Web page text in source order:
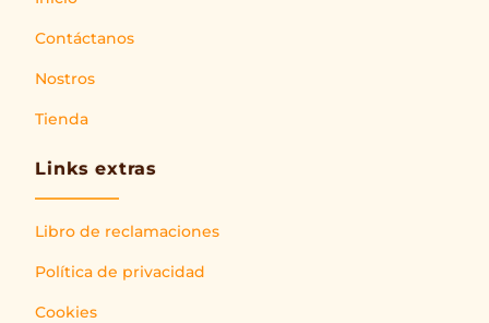
Contáctanos
Nostros
Tienda
Links extras
Libro de reclamaciones
Política de privacidad
Cookies